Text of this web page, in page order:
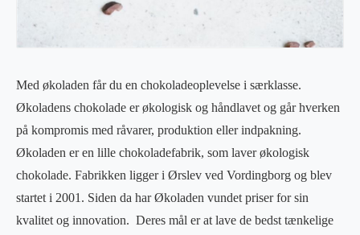
Med økoladen får du en chokoladeoplevelse i særklasse.
Økoladens chokolade er økologisk og håndlavet og går hverken
på kompromis med råvarer, produktion eller indpakning.
Økoladen er en lille chokoladefabrik, som laver økologisk
chokolade. Fabrikken ligger i Ørslev ved Vordingborg og blev
startet i 2001. Siden da har Økoladen vundet priser for sin
kvalitet og innovation. Deres mål er at lave de bedst tænkelige